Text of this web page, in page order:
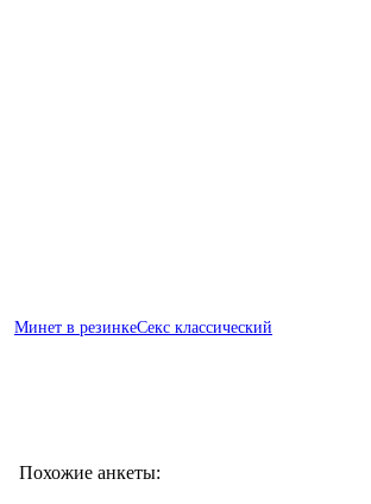
Минет в резинкеСекс классический
Похожие анкеты: